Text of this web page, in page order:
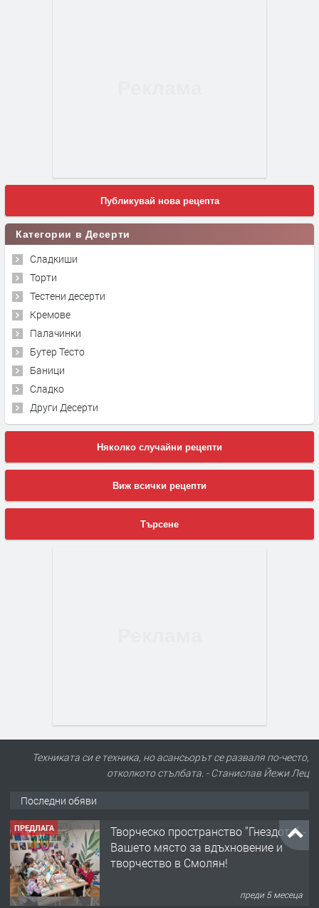
Публикувай нова рецепта
Категории в Десерти
Сладкиши
Торти
Тестени десерти
Кремове
Палачинки
Бутер Тесто
Баници
Сладко
Други Десерти
Няколко случайни рецепти
Виж всички рецепти
Търсене
Техниката си е техника, но асансьорът се разваля по-често,
отколкото стълбата. - Станислав Йежи Лец
Последни обяви
ПРЕДЛАГА
Творческо пространство "Гнездото" -
Вашето място за вдъхновение и
творчество в Смолян!
преди 5 месеца